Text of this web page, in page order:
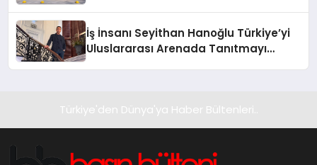
İş İnsanı Seyithan Hanoğlu Türkiye’yi
Uluslararası Arenada Tanıtmayı
Türkiye'den Dünya'ya Haber Bültenleri..